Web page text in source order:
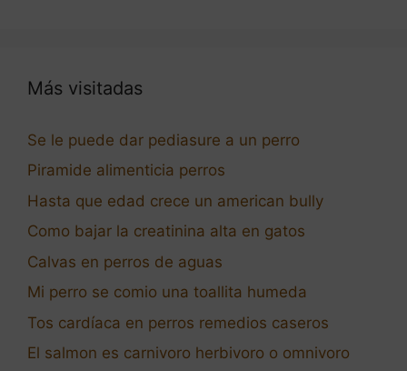
Más visitadas
Se le puede dar pediasure a un perro
Piramide alimenticia perros
Hasta que edad crece un american bully
Como bajar la creatinina alta en gatos
Calvas en perros de aguas
Mi perro se comio una toallita humeda
Tos cardíaca en perros remedios caseros
El salmon es carnivoro herbivoro o omnivoro